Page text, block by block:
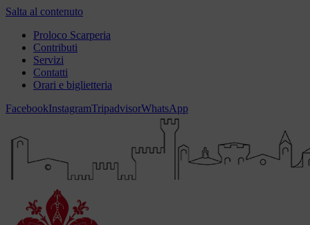
Salta al contenuto
Proloco Scarperia
Contributi
Servizi
Contatti
Orari e biglietteria
FacebookInstagramTripadvisorWhatsApp